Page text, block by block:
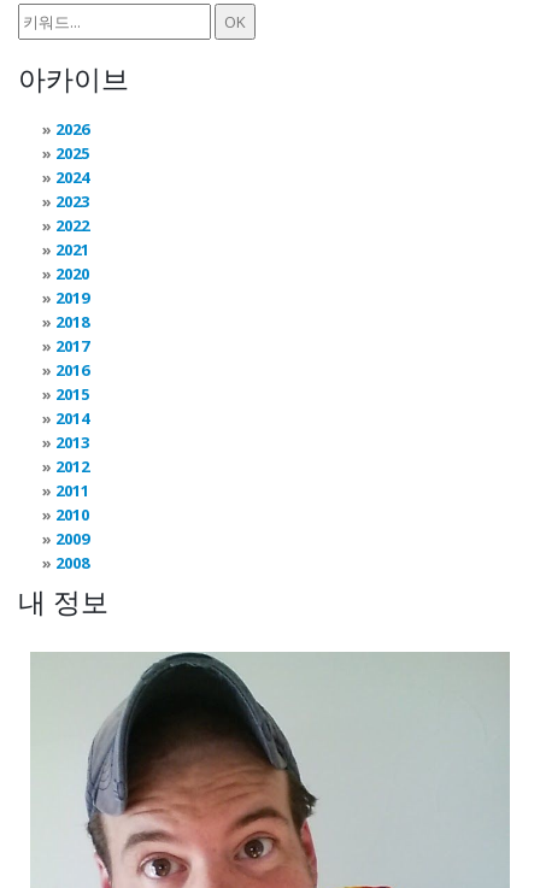
아카이브
2026
2025
2024
2023
2022
2021
2020
2019
2018
2017
2016
2015
2014
2013
2012
2011
2010
2009
2008
내 정보